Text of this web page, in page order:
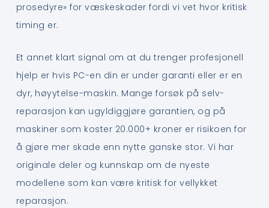
prosedyre» for væskeskader fordi vi vet hvor kritisk
timing er.
Et annet klart signal om at du trenger profesjonell
hjelp er hvis PC-en din er under garanti eller er en
dyr, høyytelse-maskin. Mange forsøk på selv-
reparasjon kan ugyldiggjøre garantien, og på
maskiner som koster 20.000+ kroner er risikoen for
å gjøre mer skade enn nytte ganske stor. Vi har
originale deler og kunnskap om de nyeste
modellene som kan være kritisk for vellykket
reparasjon.